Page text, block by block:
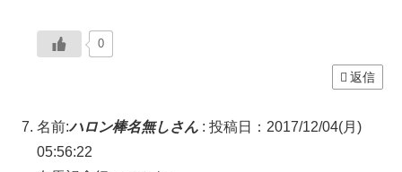
0
返信
名前:ハロン棒名無しさん : 投稿日：2017/12/04(月)
05:56:22